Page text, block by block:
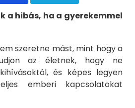
a hibás, ha a gyerekemmel
szeretne mást, mint hogy a
az életnek, hogy ne
és képes legyen
emberi kapcsolatokat